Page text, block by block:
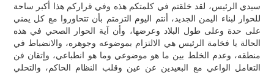
سيدي الرئيس، لقد خلقتم في كلمتكم هذه وفي قراركم هذا أكبر ساحة
للحوار لبناء اليمن الجديد، أنتم اليوم التزمتم بأن تتحاوروا مع كل يمني
على حدة وعلى طول البلاد وعرضها، وأن آية الحوار الصحي في هذه
الحالة يا فخامة الرئيس هي الالتزام بموضوعه وجوهره، والانضباط في
منطقه، وعدم الخلط بين ما هو موضوعي وما هو انطباعي، وإتقان فن
التعامل الواعي مع البعيدين عن عين وقلب النظام الحاكم، والتحلي